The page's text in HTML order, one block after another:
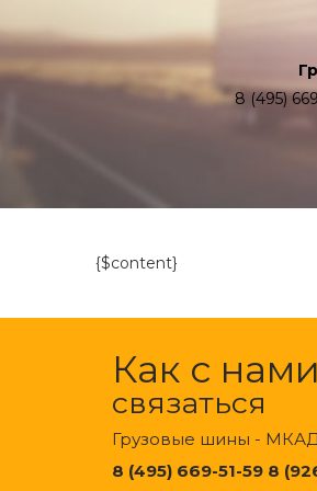
8 (495)
{$content}
Как с нами
связаться
Грузовые шины -
8 (495) 669-51-59 8